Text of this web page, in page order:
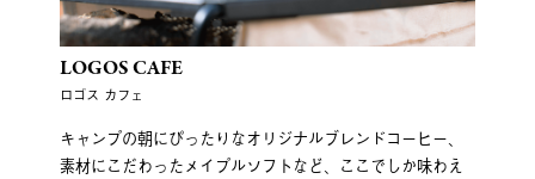
LOGOS CAFE
ロゴス カフェ
キャンプの朝にぴったりなオリジナルブレンドコーヒー、
素材にこだわったメイプルソフトなど、ここでしか味わえ